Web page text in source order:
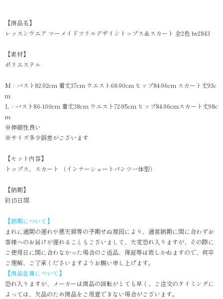
【商品名】
レッスンウエア マーメイドフリルデザイントップス＆スカート 全2色 lw2843
【素材】
ポリエステル
M：バスト82-92cm 着丈37cm ウエスト68-90cm ヒップ84-96cm スカート丈93c
m
L：バスト86-100cm 着丈38cm ウエスト72-95cm ヒップ84-96cmスカート丈98c
m
※伸縮性良い
※サイズ多少誤差がございます
【セット内容】
トップス、スカート （インナーショートパンツ一体型）
【納期】
約15日間
【納期について】
まれに通関の遅れや悪天候等の予期せぬ原因により、通常納期に間に合わずお
客様へのお届けが遅れることもございまして、大変恐れ入りますが、その際に
ご使用日に間に合わなかった場合のご返品、保証等は致しかねますので、何卒
ご理解、ご了承くださいますようお願い申し上げます。
【商品在庫について】
恐れ入りますが、メーカーは商品の回転がとても早く、ご注文のタイミングに
よっては、欠品のため商品をご用意できない場合がございます。